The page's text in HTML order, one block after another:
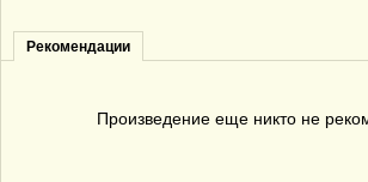
Рекомендации
Произведение еще никто не